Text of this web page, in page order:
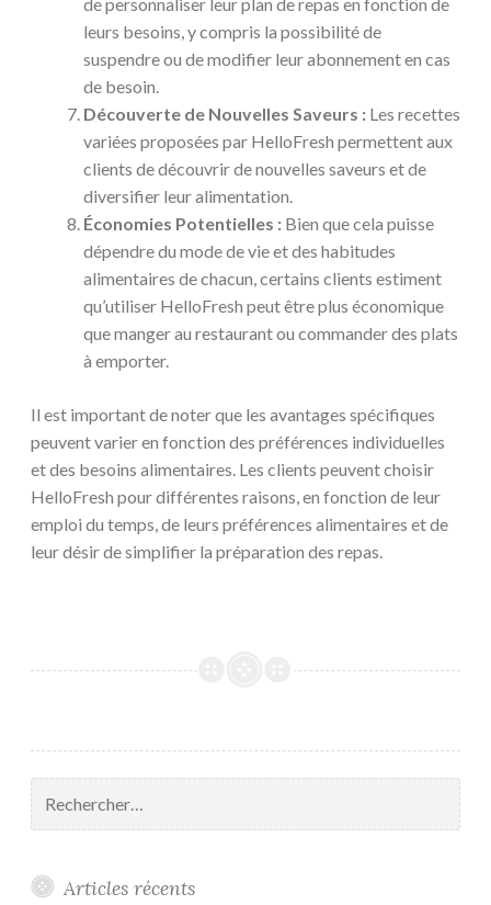
leurs besoins, y compris la possibilité de
suspendre ou de modifier leur abonnement en cas
de besoin.
Découverte de Nouvelles Saveurs : Les recettes
variées proposées par HelloFresh permettent aux
clients de découvrir de nouvelles saveurs et de
diversifier leur alimentation.
Économies Potentielles : Bien que cela puisse
dépendre du mode de vie et des habitudes
alimentaires de chacun, certains clients estiment
qu’utiliser HelloFresh peut être plus économique
que manger au restaurant ou commander des plats
à emporter.
Il est important de noter que les avantages spécifiques
peuvent varier en fonction des préférences individuelles
et des besoins alimentaires. Les clients peuvent choisir
HelloFresh pour différentes raisons, en fonction de leur
emploi du temps, de leurs préférences alimentaires et de
leur désir de simplifier la préparation des repas.
Articles récents